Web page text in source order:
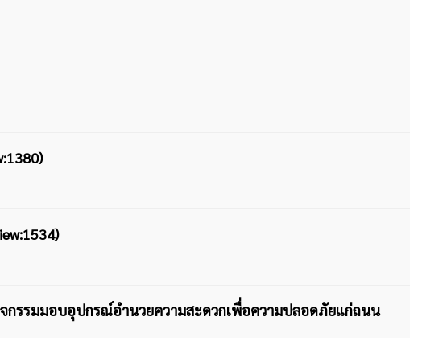
จกรรมมอบอุปกรณ์อำนวยความสะดวกเพื่อความปลอดภัยแก่ถนน